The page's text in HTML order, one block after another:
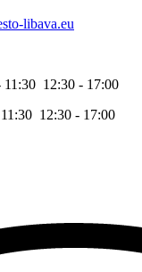
libava.eu
12:30 - 17:00
12:30 - 17:00